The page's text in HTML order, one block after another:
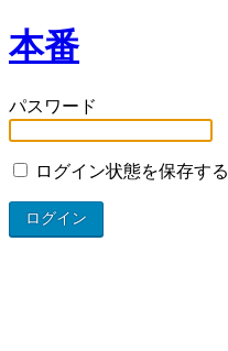
本番
パスワード
ログイン状態を保存する